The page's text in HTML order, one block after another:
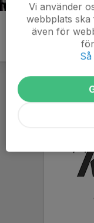
Vi använder
webbplats
även för